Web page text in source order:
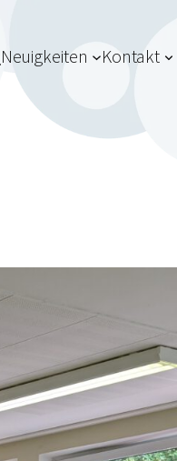
Neuigkeiten Kontakt